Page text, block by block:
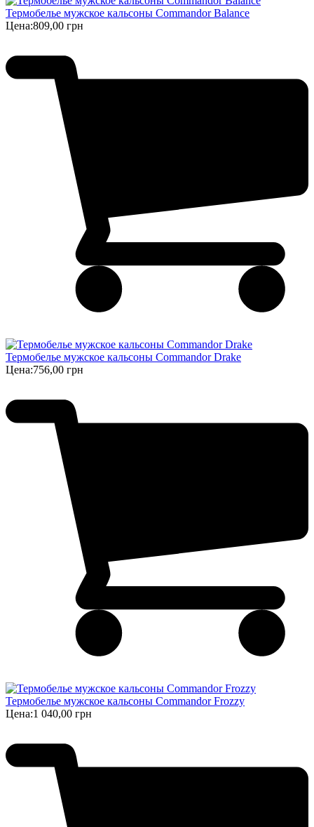
Термобелье мужское кальсоны Commandor Balance
Цена:809,00 грн
Термобелье мужское кальсоны Commandor Drake
Цена:756,00 грн
Термобелье мужское кальсоны Commandor Frozzy
Цена:1 040,00 грн